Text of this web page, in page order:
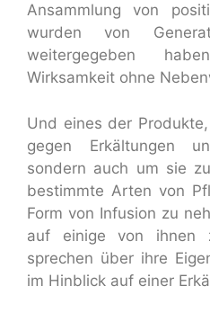
Ansammlung von
wurden von
weitergegeben
Wirksamkeit ohne
Und eines der
gegen Erkältungen
sondern auch um sie
bestimmte Arten von
Form von Infusion zu
auf einige von ihnen
sprechen über ihre
im Hinblick auf einer